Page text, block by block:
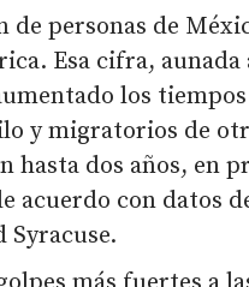
de personas de
Esa cifra, aunada
los
y migratorios de
hasta dos años, en
acuerdo con datos
Syracuse.